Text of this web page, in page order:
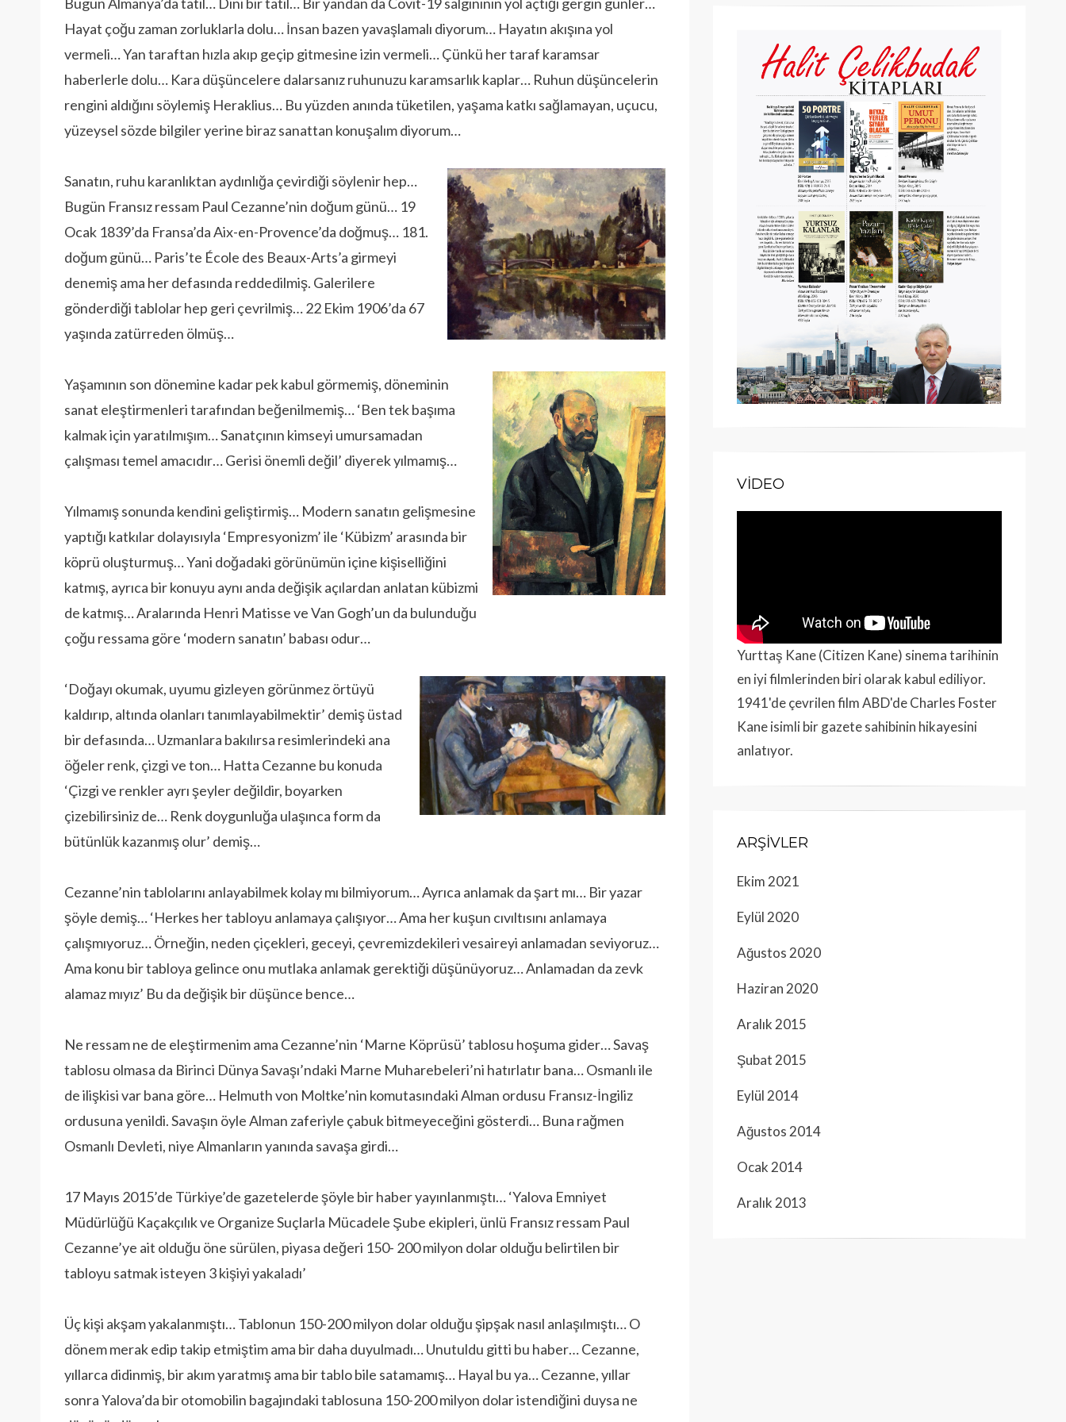
Hayat çoğu zaman zorluklarla dolu… İnsan bazen yavaşlamalı diyorum… Hayatın akışına yol
vermeli… Yan taraftan hızla akıp geçip gitmesine izin vermeli… Çünkü her taraf karamsar
haberlerle dolu… Kara düşüncelere dalarsanız ruhunuzu karamsarlık kaplar… Ruhun düşüncelerin
rengini aldığını söylemiş Heraklius… Bu yüzden anında tüketilen, yaşama katkı sağlamayan, uçucu,
yüzeysel sözde bilgiler yerine biraz sanattan konuşalım diyorum…
Sanatın, ruhu karanlıktan aydınlığa çevirdiği söylenir hep…
Bugün Fransız ressam Paul Cezanne’nin doğum günü… 19
Ocak 1839’da Fransa’da Aix-en-Provence’da doğmuş… 181.
doğum günü… Paris’te École des Beaux-Arts’a girmeyi
denemiş ama her defasında reddedilmiş. Galerilere
gönderdiği tablolar hep geri çevrilmiş… 22 Ekim 1906’da 67
yaşında zatürreden ölmüş…
Yaşamının son dönemine kadar pek kabul görmemiş, döneminin
sanat eleştirmenleri tarafından beğenilmemiş… ‘Ben tek başıma
kalmak için yaratılmışım… Sanatçının kimseyi umursamadan
çalışması temel amacıdır… Gerisi önemli değil’ diyerek yılmamış…
Yılmamış sonunda kendini geliştirmiş… Modern sanatın gelişmesine
yaptığı katkılar dolayısıyla ‘Empresyonizm’ ile ‘Kübizm’ arasında bir
köprü oluşturmuş… Yani doğadaki görünümün içine kişiselliğini
katmış, ayrıca bir konuyu aynı anda değişik açılardan anlatan kübizmi
de katmış… Aralarında Henri Matisse ve Van Gogh’un da bulunduğu
çoğu ressama göre ‘modern sanatın’ babası odur…
‘Doğayı okumak, uyumu gizleyen görünmez örtüyü
kaldırıp, altında olanları tanımlayabilmektir’ demiş üstad
bir defasında… Uzmanlara bakılırsa resimlerindeki ana
öğeler renk, çizgi ve ton… Hatta Cezanne bu konuda
‘Çizgi ve renkler ayrı şeyler değildir, boyarken
çizebilirsiniz de… Renk doygunluğa ulaşınca form da
bütünlük kazanmış olur’ demiş…
Cezanne’nin tablolarını anlayabilmek kolay mı bilmiyorum… Ayrıca anlamak da şart mı… Bir yazar
şöyle demiş… ‘Herkes her tabloyu anlamaya çalışıyor… Ama her kuşun cıvıltısını anlamaya
çalışmıyoruz… Örneğin, neden çiçekleri, geceyi, çevremizdekileri vesaireyi anlamadan seviyoruz…
Ama konu bir tabloya gelince onu mutlaka anlamak gerektiği düşünüyoruz… Anlamadan da zevk
alamaz mıyız’ Bu da değişik bir düşünce bence…
Ne ressam ne de eleştirmenim ama Cezanne’nin ‘Marne Köprüsü’ tablosu hoşuma gider… Savaş
tablosu olmasa da Birinci Dünya Savaşı’ndaki Marne Muharebeleri’ni hatırlatır bana… Osmanlı ile
de ilişkisi var bana göre… Helmuth von Moltke’nin komutasındaki Alman ordusu Fransız-İngiliz
ordusuna yenildi. Savaşın öyle Alman zaferiyle çabuk bitmeyeceğini gösterdi… Buna rağmen
Osmanlı Devleti, niye Almanların yanında savaşa girdi…
17 Mayıs 2015’de Türkiye’de gazetelerde şöyle bir haber yayınlanmıştı… ‘Yalova Emniyet
Müdürlüğü Kaçakçılık ve Organize Suçlarla Mücadele Şube ekipleri, ünlü Fransız ressam Paul
Cezanne’ye ait olduğu öne sürülen, piyasa değeri 150- 200 milyon dolar olduğu belirtilen bir
tabloyu satmak isteyen 3 kişiyi yakaladı’
Üç kişi akşam yakalanmıştı… Tablonun 150-200 milyon dolar olduğu şipşak nasıl anlaşılmıştı… O
dönem merak edip takip etmiştim ama bir daha duyulmadı… Unutuldu gitti bu haber… Cezanne,
yıllarca didinmiş, bir akım yaratmış ama bir tablo bile satamamış… Hayal bu ya… Cezanne, yıllar
sonra Yalova’da bir otomobilin bagajındaki tablosuna 150-200 milyon dolar istendiğini duysa ne
VIDEO
Yurttaş Kane (Citizen Kane) sinema tarihinin
en iyi filmlerinden biri olarak kabul ediliyor.
1941'de çevrilen film ABD'de Charles Foster
Kane isimli bir gazete sahibinin hikayesini
anlatıyor.
ARŞIVLER
Ekim 2021
Eylül 2020
Ağustos 2020
Haziran 2020
Aralık 2015
Şubat 2015
Eylül 2014
Ağustos 2014
Ocak 2014
Aralık 2013